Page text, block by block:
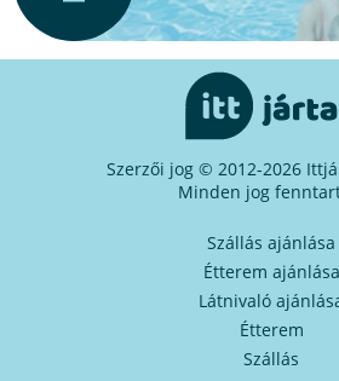
Szerzői jog © 2012-2026
Minden jog
Szállás ajánlása
Étterem ajánlása
Látnivaló
Étterem
Szállás